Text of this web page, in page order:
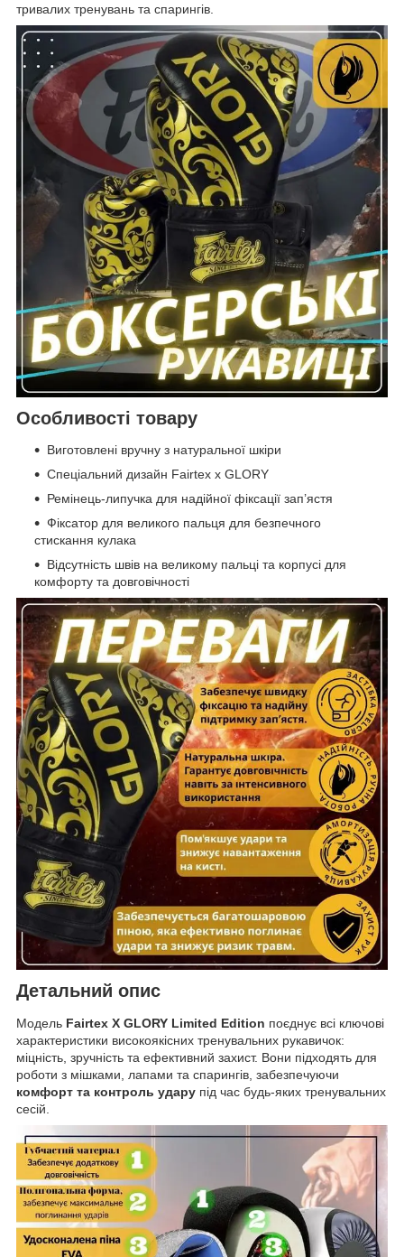
тривалих тренувань та спарингів.
Особливості товару
Виготовлені вручну з натуральної шкіри
Спеціальний дизайн Fairtex x GLORY
Ремінець-липучка для надійної фіксації зап’ястя
Фіксатор для великого пальця для безпечного
стискання кулака
Відсутність швів на великому пальці та корпусі для
комфорту та довговічності
Детальний опис
Модель Fairtex X GLORY Limited Edition поєднує всі ключові
характеристики високоякісних тренувальних рукавичок:
міцність, зручність та ефективний захист. Вони підходять для
роботи з мішками, лапами та спарингів, забезпечуючи
комфорт та контроль удару під час будь-яких тренувальних
сесій.